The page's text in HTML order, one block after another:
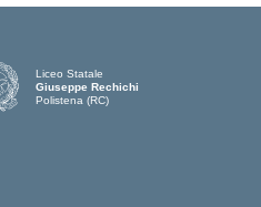
Liceo Statale
Giuseppe Rechichi
Polistena (RC)